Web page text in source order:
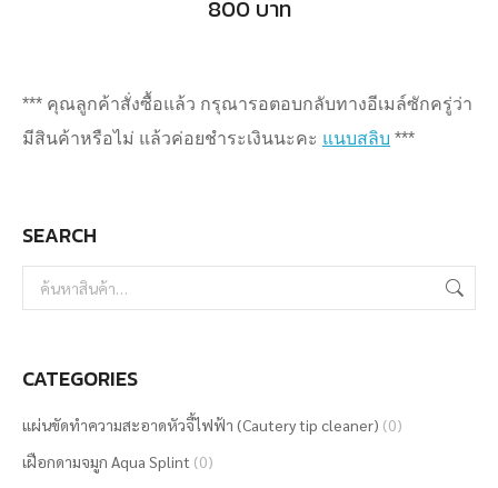
800บาท
*** คุณลูกค้าสั่งซื้อแล้ว กรุณารอตอบกลับทางอีเมล์ซักครู่ว่า
มีสินค้าหรือไม่ แล้วค่อยชำระเงินนะคะ แนบสลิบ ***
SEARCH
CATEGORIES
แผ่นขัดทำความสะอาดหัวจี้ไฟฟ้า (Cautery tip cleaner) (0)
เฝือกดามจมูก Aqua Splint (0)